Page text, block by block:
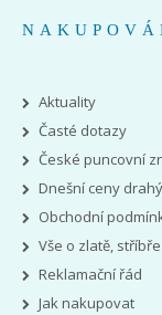
Aktuality
Časté dotazy
České puncovní
Dnešní ceny
Obchodní
Vše o zlatě,
Reklamační řád
Jak nakupovat